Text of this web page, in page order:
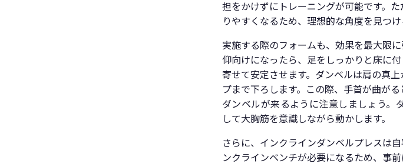
担をかけずにトレーニングが可能です。
りやすくなるため、理想的な角度を見つけ
実施する際のフォームも、効果を最大限
仰向けになったら、足をしっかりと床に
寄せて安定させます。ダンベルは肩の真
プまで下ろします。この際、手首が曲が
ダンベルが来るように注意しましょう。
して大胸筋を意識しながら動かします。
さらに、インクラインダンベルプレスは
ンクラインベンチが必要になるため、事